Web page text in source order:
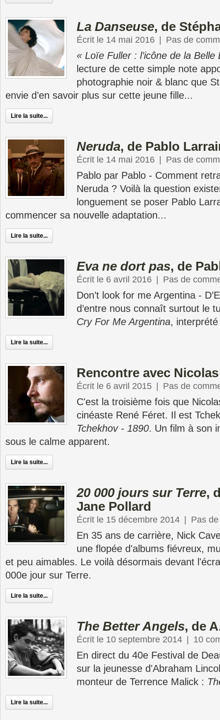
La Danseuse, de
Écrit le 14 mai 2016 Pas de
« Loïe Fuller : l’icône de la Belle
lecture de cette simple note
photographie noir & blanc que
envie d’en savoir plus sur cette jeune fille...
Lire la suite...
Neruda, de Pablo
Écrit le 14 mai 2016 Pas de
Pablo par Pablo - Comment
Neruda ? Voilà la question
longuement se poser Pablo
commencer sa nouvelle adaptation...
Lire la suite...
Eva ne dort pas, de
Écrit le 6 avril 2016 Pas de
Don’t look for me Argentina -
d’entre nous connaît surtout le
Cry For Me Argentina, interprété
Lire la suite...
Rencontre avec
Écrit le 6 avril 2015 Pas de
C'est la troisième fois que
cinéaste René Féret. Il est
Tchekhov - 1890. Un film à son
sous le calme apparent.
Lire la suite...
20 000 jours sur Terre,
Jane Pollard
Écrit le 15 décembre 2014 Pas
En 35 ans de carrière, Nick
une flopée d'albums fiévreux,
et peu aimables. Le voilà désormais devant
000e jour sur Terre.
Lire la suite...
The Better Angels, de
Écrit le 10 septembre 2014 10
En direct du 40e Festival de
sur la jeunesse d'Abraham
monteur de Terrence Malick :
Lire la suite...